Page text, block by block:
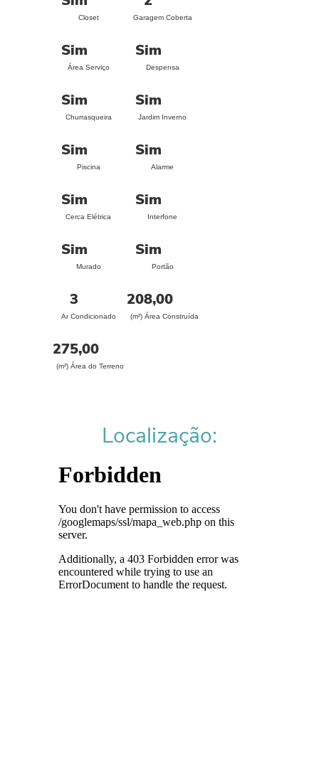
Closet Garagem Coberta
Sim
Área Serviço
Sim
Despensa
Sim
Churrasqueira
Sim
Jardim Inverno
Sim
Piscina
Sim
Alarme
Sim
Cerca Elétrica
Sim
Interfone
Sim
Murado
Sim
Portão
3
Ar Condicionado
208,00
(m²) Área Construída
275,00
(m²) Área do Terreno
Localização: